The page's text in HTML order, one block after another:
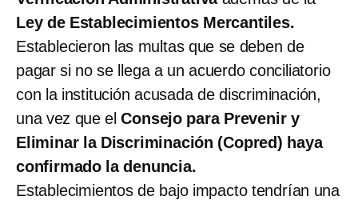
Ley de Establecimientos Mercantiles.
Establecieron las multas que se deben de
pagar si no se llega a un acuerdo conciliatorio
con la institución acusada de discriminación,
una vez que elConsejo para Prevenir y
Eliminar la Discriminación (Copred) haya
confirmado la denuncia.
Establecimientos de bajo impacto tendrían una